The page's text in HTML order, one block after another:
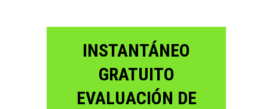
INSTANTÁNEO
GRATUITO
EVALUACIÓN DE